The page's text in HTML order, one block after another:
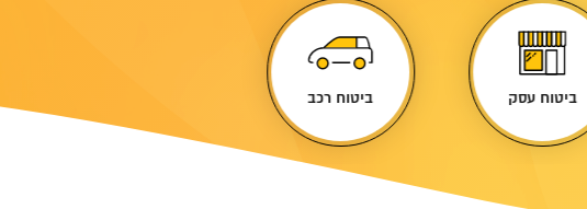
ביטוח עסק ביטוח רכב